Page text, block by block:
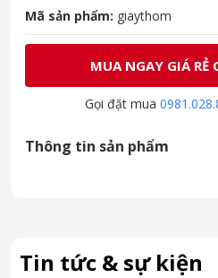
Mã sản phẩm: giaythom
MUA NGAY GIÁ
Gọi đặt mua
Thông tin sản phẩm
Tin tức & sự kiện